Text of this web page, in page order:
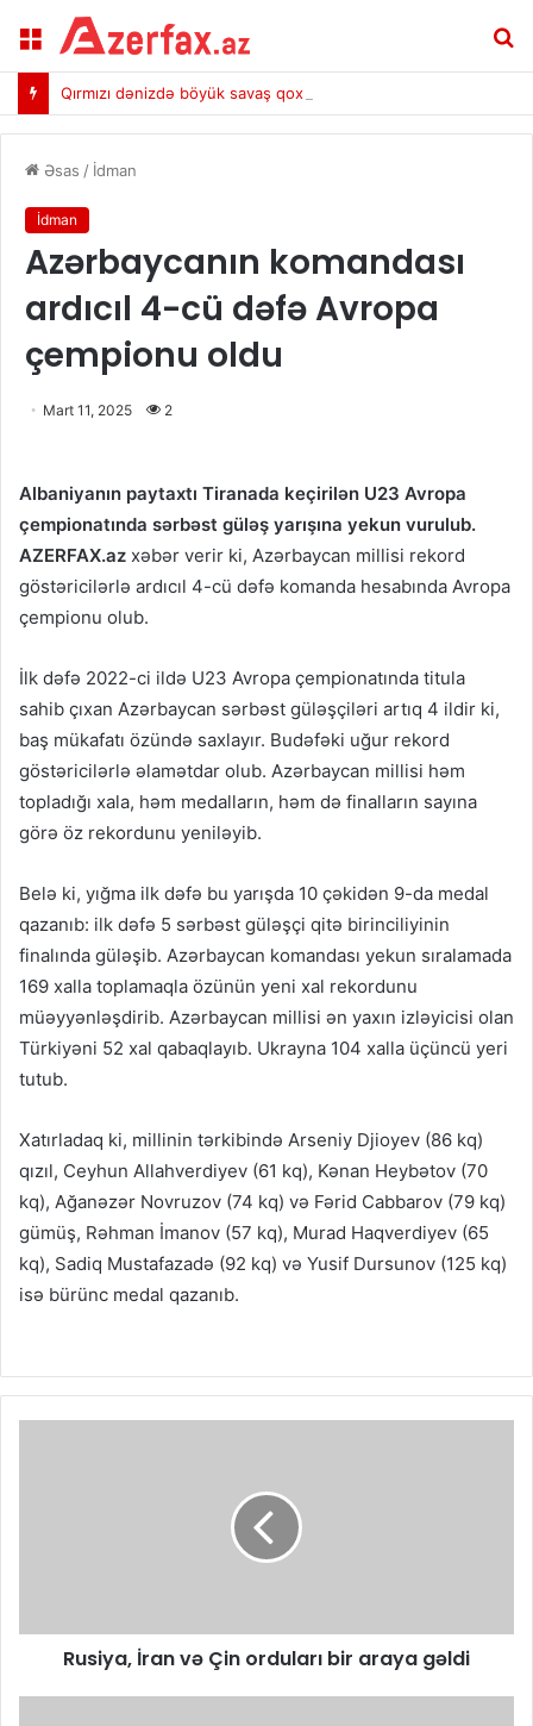
Menu
Qırmızı dənizdə böyük savaş qoxusu
Əsas / İdman
İdman
Azərbaycanın komandası
ardıcıl 4-cü dəfə Avropa
çempionu oldu
Mart 11, 2025 2
Albaniyanın paytaxtı Tiranada keçirilən U23 Avropa
çempionatında sərbəst güləş yarışına yekun vurulub.
AZERFAX.az xəbər verir ki, Azərbaycan millisi rekord
göstəricilərlə ardıcıl 4-cü dəfə komanda hesabında Avropa
çempionu olub.
İlk dəfə 2022-ci ildə U23 Avropa çempionatında titula
sahib çıxan Azərbaycan sərbəst güləşçiləri artıq 4 ildir ki,
baş mükafatı özündə saxlayır. Budəfəki uğur rekord
göstəricilərlə əlamətdar olub. Azərbaycan millisi həm
topladığı xala, həm medalların, həm də finalların sayına
görə öz rekordunu yeniləyib.
Belə ki, yığma ilk dəfə bu yarışda 10 çəkidən 9-da medal
qazanıb: ilk dəfə 5 sərbəst güləşçi qitə birinciliyinin
finalında güləşib. Azərbaycan komandası yekun sıralamada
169 xalla toplamaqla özünün yeni xal rekordunu
müəyyənləşdirib. Azərbaycan millisi ən yaxın izləyicisi olan
Türkiyəni 52 xal qabaqlayıb. Ukrayna 104 xalla üçüncü yeri
tutub.
Xatırladaq ki, millinin tərkibində Arseniy Djioyev (86 kq)
qızıl, Ceyhun Allahverdiyev (61 kq), Kənan Heybətov (70
kq), Ağanəzər Novruzov (74 kq) və Fərid Cabbarov (79 kq)
gümüş, Rəhman İmanov (57 kq), Murad Haqverdiyev (65
kq), Sadiq Mustafazadə (92 kq) və Yusif Dursunov (125 kq)
isə bürünc medal qazanıb.
​Rusiya, İran və Çin orduları bir araya gəldi